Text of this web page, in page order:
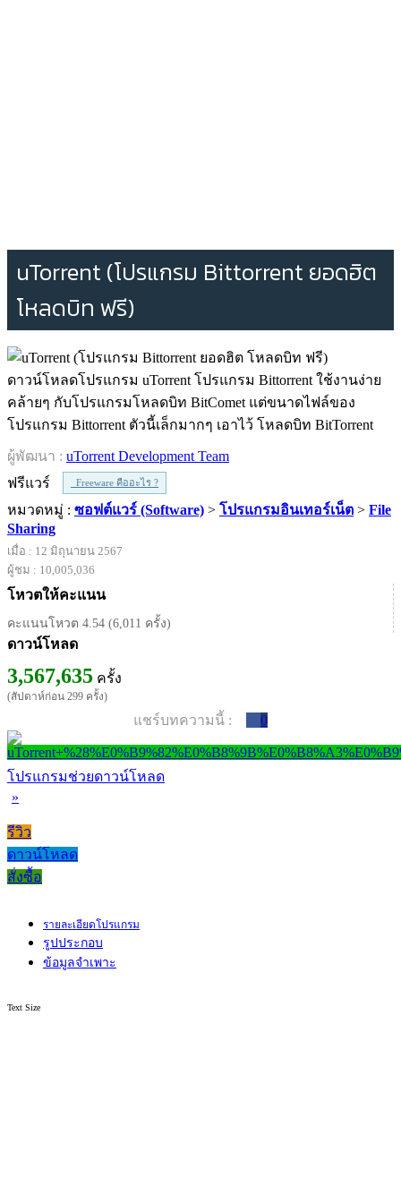
uTorrent (โปรแกรม Bittorrent ยอดฮิต
โหลดบิท ฟรี)
ดาวน์โหลดโปรแกรม uTorrent โปรแกรม Bittorrent ใช้งานง่าย
คล้ายๆ กับโปรแกรมโหลดบิท BitComet แต่ขนาดไฟล์ของ
โปรแกรม Bittorrent ตัวนี้เล็กมากๆ เอาไว้ โหลดบิท BitTorrent
ผู้พัฒนา : uTorrent Development Team
ฟรีแวร์
Freeware คืออะไร ?
หมวดหมู่ : ซอฟต์แวร์ (Software) > โปรแกรมอินเทอร์เน็ต > File
Sharing
เมื่อ : 12 มิถุนายน 2567
ผู้ชม : 10,005,036
โหวตให้คะแนน
คะแนนโหวต 4.54 (6,011 ครั้ง)
ดาวน์โหลด
3,567,635 ครั้ง
(สัปดาห์ก่อน 299 ครั้ง)
แชร์บทความนี้ : 0
โปรแกรมช่วยดาวน์โหลด
»
รีวิว
ดาวน์โหลด
สั่งซื้อ
รายละเอียดโปรแกรม
รูปประกอบ
ข้อมูลจำเพาะ
Text Size